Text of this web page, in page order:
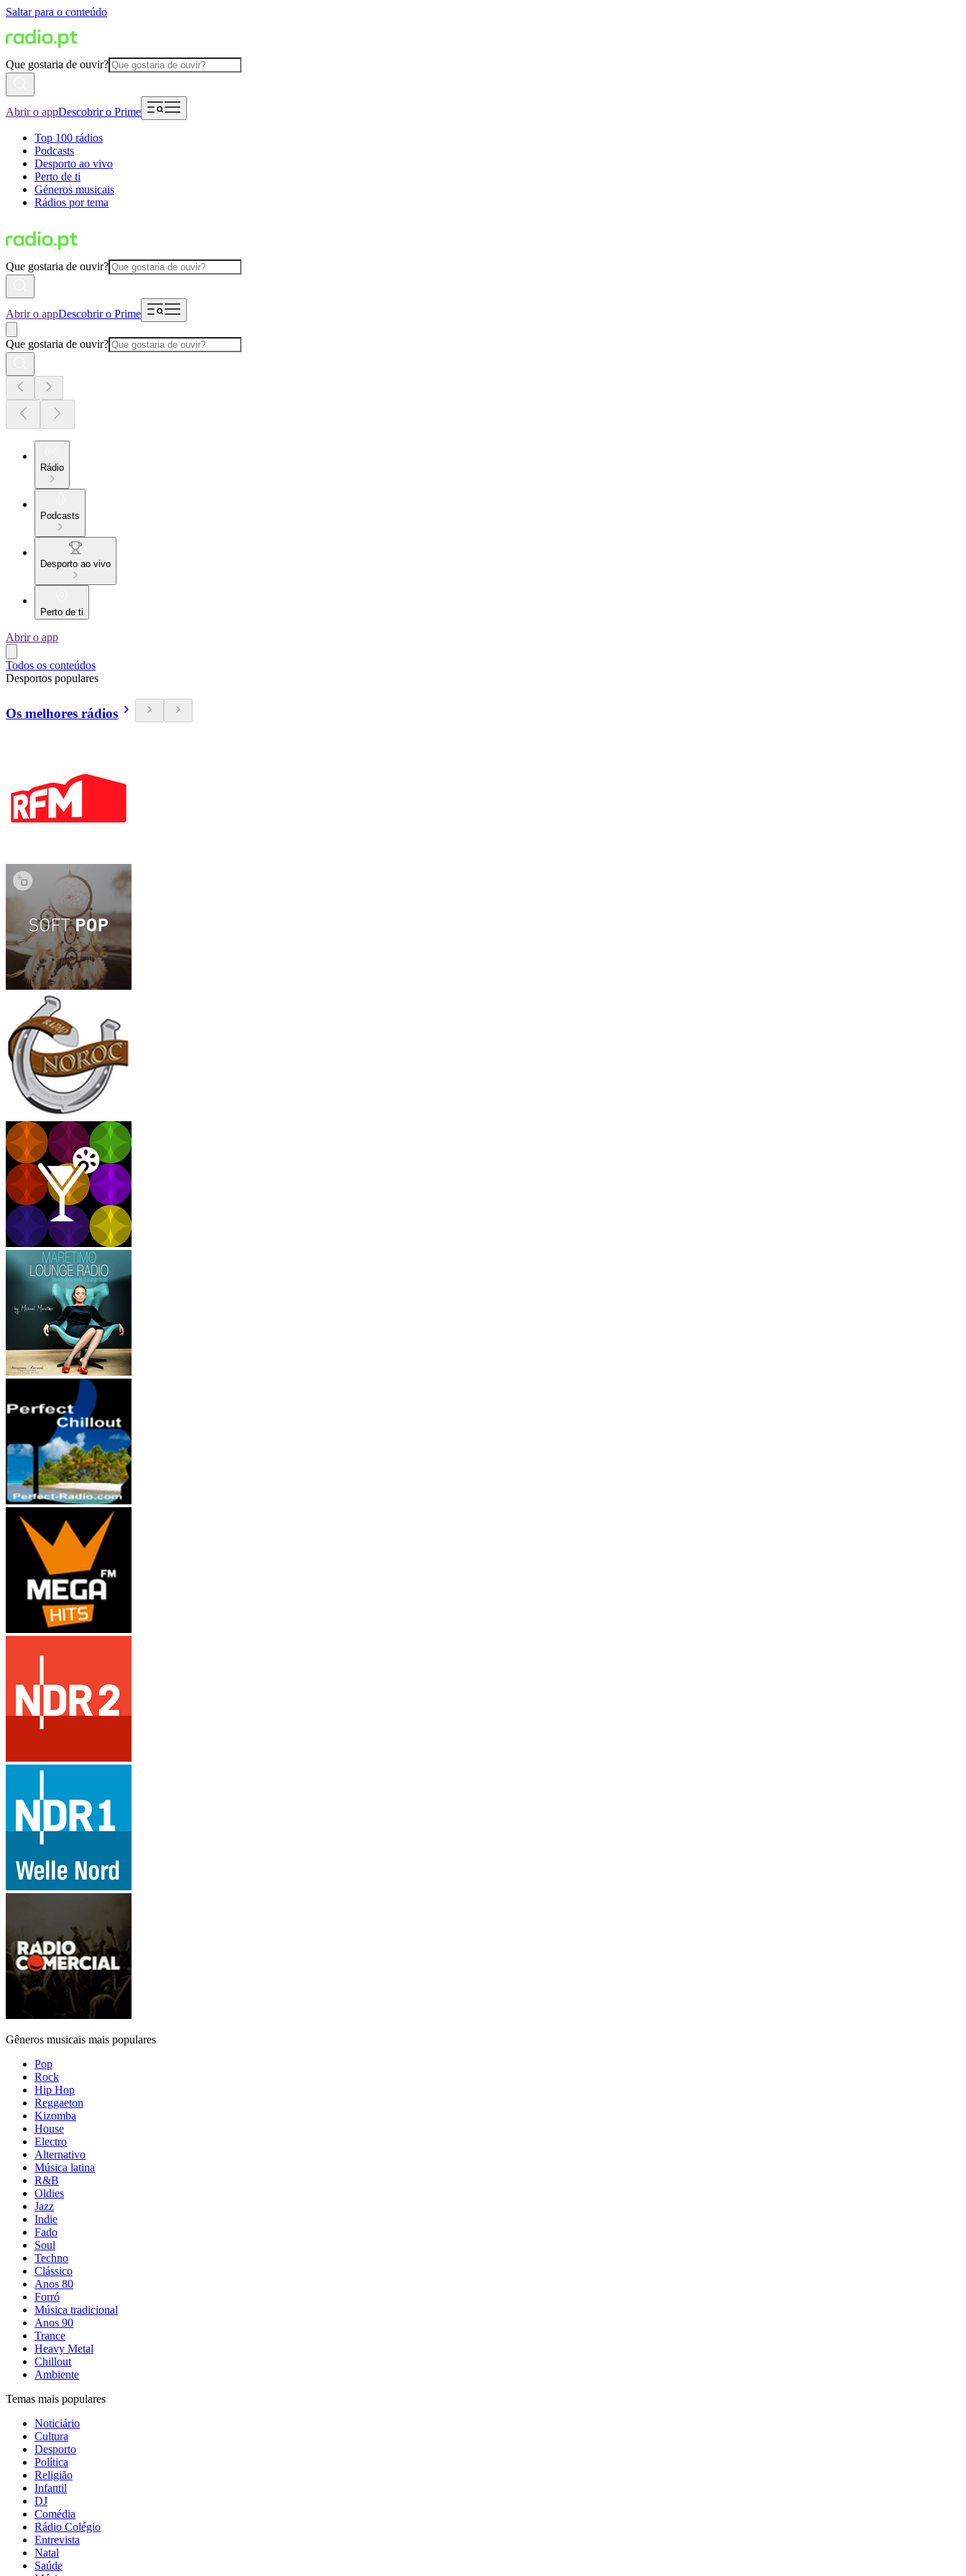
Saltar para o conteúdo
Que gostaria de ouvir?
Abrir o appDescobrir o Prime
Top 100 rádios
Podcasts
Desporto ao vivo
Perto de ti
Géneros musicais
Rádios por tema
Que gostaria de ouvir?
Abrir o appDescobrir o Prime
Que gostaria de ouvir?
Rádio
Podcasts
Desporto ao vivo
Perto de ti
Abrir o app
Todos os conteúdos
Desportos populares
Os melhores rádios
Gêneros musicais mais populares
Pop
Rock
Hip Hop
Reggaeton
Kizomba
House
Electro
Alternativo
Música latina
R&B
Oldies
Jazz
Indie
Fado
Soul
Techno
Clássico
Anos 80
Forró
Música tradicional
Anos 90
Trance
Heavy Metal
Chillout
Ambiente
Temas mais populares
Noticiário
Cultura
Desporto
Política
Religião
Infantil
DJ
Comédia
Rádio Colégio
Entrevista
Natal
Saúde